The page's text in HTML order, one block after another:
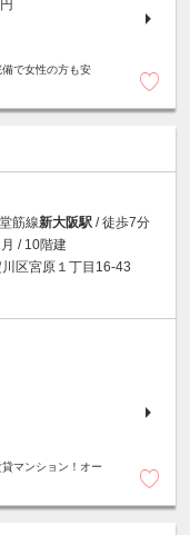
で女性の方も安
筋線新大阪駅 / 徒歩7分
/ 10階建
区宮原１丁目16-43
マンション！オー